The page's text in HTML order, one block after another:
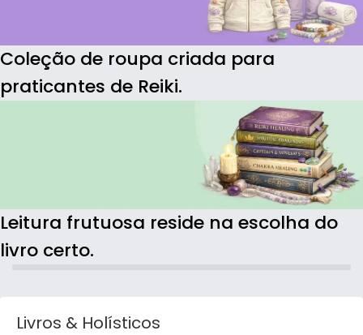
Coleção de roupa criada para
praticantes de Reiki.
Leitura frutuosa reside na escolha do
livro certo.
Livros & Holísticos